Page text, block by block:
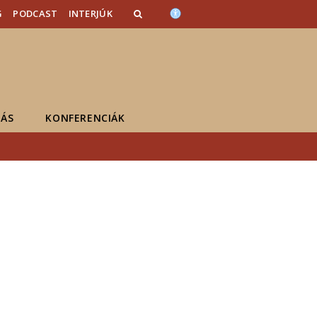
PODCAST INTERJÚK
KONFERENCIÁK